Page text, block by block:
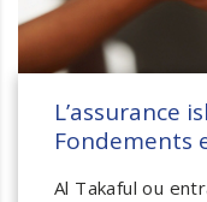
L’assurance
Fondements
Al Takaful ou